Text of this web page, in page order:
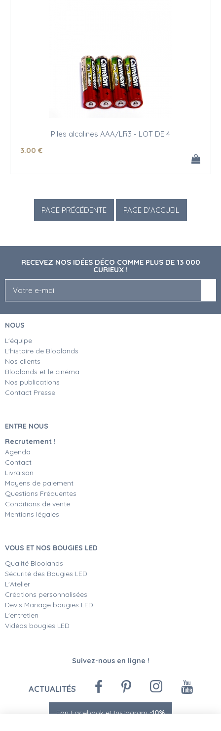
Piles alcalines AAA/LR3 - LOT DE 4
3.00 €
RECEVEZ NOS IDÉES DÉCO COMME PLUS DE 13 000
CURIEUX !
NOUS
L'équipe
L'histoire de Bloolands
Nos clients
Bloolands et le cinéma
Nos publications
Contact Presse
ENTRE NOUS
Recrutement !
Agenda
Contact
Livraison
Moyens de paiement
Questions Fréquentes
Conditions de vente
Mentions légales
VOUS ET NOS BOUGIES LED
Qualité Bloolands
Sécurité des Bougies LED
L'Atelier
Créations personnalisées
Devis Mariage bougies LED
L'entretien
Vidéos bougies LED
Suivez-nous en ligne !
ACTUALITÉS
Fan Facebook et Instagram-10%